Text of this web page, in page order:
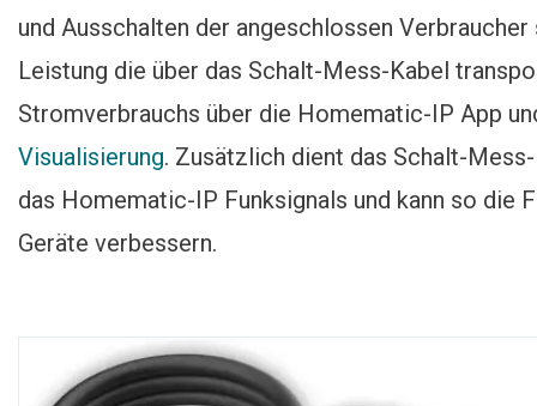
und Ausschalten der angeschlossen
Leistung die über das Schalt-Mess-Kabel
Stromverbrauchs über die Homematic-IP App
Visualisierung. Zusätzlich dient das Schalt-
das Homematic-IP Funksignals und kann so die
Geräte verbessern.